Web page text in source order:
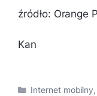
źródło: Orange
Kan
Kategorie
Internet mobilny,